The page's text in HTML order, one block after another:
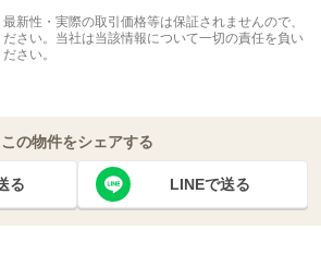
新性・実際の取引価格等は保証されませんので、
さい。当社は当該情報について一切の責任を負い
さい。
この物件をシェアする
る LINEで送る